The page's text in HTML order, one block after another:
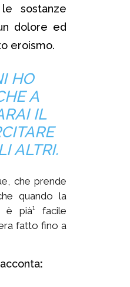
sostanze
dolore ed
eroismo.
HO
A
IL
ALTRI.
che prende
quando la
è pià¹ facile
fatto fino a
: